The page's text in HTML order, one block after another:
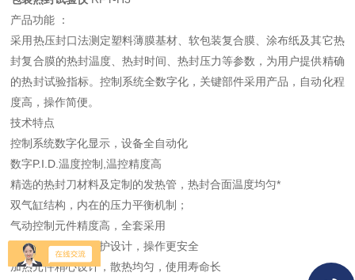
产品功能 ：
采用热压封口法测定塑料薄膜基材、软包装复合膜、涂布纸及其它热
封复合膜的热封温度、热封时间、热封压力等参数，为用户提供精确
的热封试验指标。控制系统全数字化，关键部件采用产品，自动化程
度高，操作简便。
技术特点
控制系统数字化显示，设备全自动化
数字P.I.D.温度控制,温控精度高
精选的热封刀材料及定制的发热管，热封合面温度均匀*
双气缸结构，内在的压力平衡机制；
气动控制元件精度高，全套采用
防烫设计和漏电保护设计，操作更安全
加热元件精心设计，散热均匀，使用寿命长